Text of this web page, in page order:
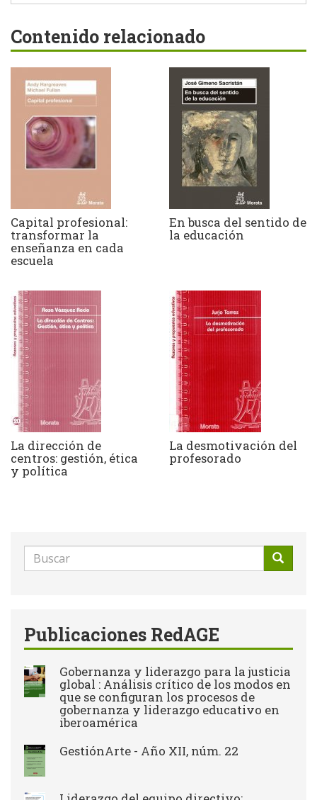
Contenido relacionado
Capital profesional:
transformar la
enseñanza en cada
escuela
En busca del sentido de
la educación
La dirección de
centros: gestión, ética
y política
La desmotivación del
profesorado
Formulario
de
Publicaciones RedAGE
Gobernanza y liderazgo para la justicia
global : Análisis crítico de los modos en
que se configuran los procesos de
gobernanza y liderazgo educativo en
iberoamérica
GestiónArte - Año XII, núm. 22